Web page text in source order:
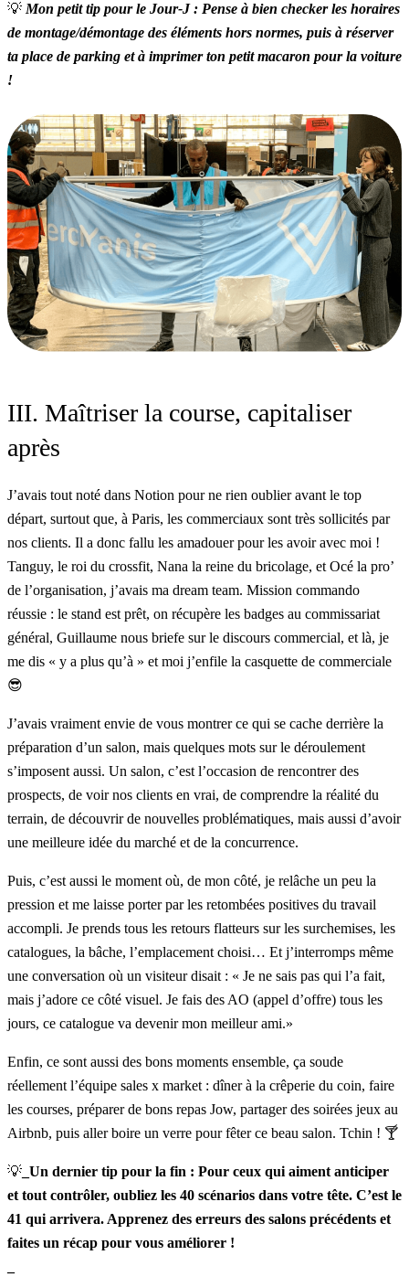
💡Mon petit tip pour le Jour-J : Pense à bien checker les horaires
de montage/démontage des éléments hors normes, puis à réserver
ta place de parking et à imprimer ton petit macaron pour la voiture
!
III. Maîtriser la course, capitaliser
après
J’avais tout noté dans Notion pour ne rien oublier avant le top
départ, surtout que, à Paris, les commerciaux sont très sollicités par
nos clients. Il a donc fallu les amadouer pour les avoir avec moi !
Tanguy, le roi du crossfit, Nana la reine du bricolage, et Océ la pro’
de l’organisation, j’avais ma dream team. Mission commando
réussie : le stand est prêt, on récupère les badges au commissariat
général, Guillaume nous briefe sur le discours commercial, et là, je
me dis « y a plus qu’à » et moi j’enfile la casquette de commerciale
😎
J’avais vraiment envie de vous montrer ce qui se cache derrière la
préparation d’un salon, mais quelques mots sur le déroulement
s’imposent aussi. Un salon, c’est l’occasion de rencontrer des
prospects, de voir nos clients en vrai, de comprendre la réalité du
terrain, de découvrir de nouvelles problématiques, mais aussi d’avoir
une meilleure idée du marché et de la concurrence.
Puis, c’est aussi le moment où, de mon côté, je relâche un peu la
pression et me laisse porter par les retombées positives du travail
accompli. Je prends tous les retours flatteurs sur les surchemises, les
catalogues, la bâche, l’emplacement choisi… Et j’interromps même
une conversation où un visiteur disait : « Je ne sais pas qui l’a fait,
mais j’adore ce côté visuel. Je fais des AO (appel d’offre) tous les
jours, ce catalogue va devenir mon meilleur ami.»
Enfin, ce sont aussi des bons moments ensemble, ça soude
réellement l’équipe sales x market : dîner à la crêperie du coin, faire
les courses, préparer de bons repas Jow, partager des soirées jeux au
Airbnb, puis aller boire un verre pour fêter ce beau salon. Tchin ! 🍸
💡 _Un dernier tip pour la fin : Pour ceux qui aiment anticiper
et tout contrôler, oubliez les 40 scénarios dans votre tête. C’est le
41 qui arrivera. Apprenez des erreurs des salons précédents et
faites un récap pour vous améliorer !